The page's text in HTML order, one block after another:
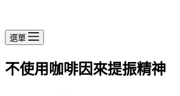
選單
不使用咖啡因來提振精神